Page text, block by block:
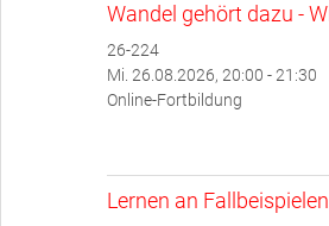
Wandel gehört dazu -
26-224
Mi. 26.08.2026, 20:00 - 21:30
Online-Fortbildung
Lernen an